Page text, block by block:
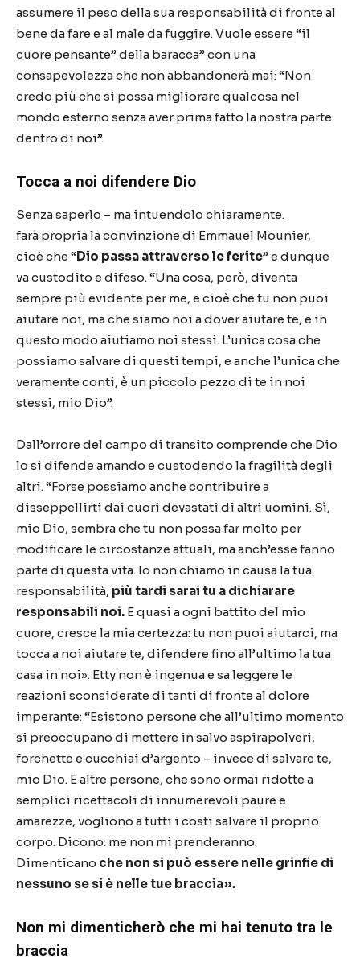
assumere il peso della sua responsabilitàdi fronte al
bene da fare e al male da fuggire. Vuole essere “il
cuore pensante” della baracca” con una
consapevolezza che non abbandonerà mai:“Non
credo più che si possa migliorare qualcosa nel
mondo esterno senza aver prima fatto la nostra parte
dentro di noi”.
Tocca a noi difendere Dio
Senza saperlo – ma intuendolo chiaramente.
farà propria la convinzione di Emmauel Mounier,
cioè che “Dio passa attraverso le ferite” e dunque
va custodito e difeso.“Una cosa, però, diventa
sempre più evidente per me, e cioè che tu non puoi
aiutare noi, ma che siamo noi a dover aiutare te, e in
questo modo aiutiamo noi stessi. L’unica cosa che
possiamo salvare di questi tempi, e anche l’unica che
veramente conti, è un piccolo pezzo di te in noi
stessi, mio Dio”.
Dall’orrore del campo di transito comprende che Dio
lo si difende amando e custodendo la fragilitàdegli
altri.“Forse possiamo anche contribuire a
disseppellirti dai cuori devastati di altri uomini. Sì,
mio Dio, sembra che tu non possa far molto per
modificare le circostanze attuali, ma anch’esse fanno
parte di questa vita. Io non chiamo in causa la tua
responsabilità, più tardi sarai tu a dichiarare
responsabili noi. E quasi a ogni battito del mio
cuore, cresce la mia certezza: tu non puoi aiutarci, ma
tocca a noi aiutare te, difendere fino all’ultimo la tua
casa in noi». Etty nonè ingenua e sa leggere le
reazioni sconsiderate di tanti di fronte al dolore
imperante:“Esistono persone che all’ultimo momento
si preoccupano di mettere in salvo aspirapolveri,
forchette e cucchiai d’argento – invece di salvare te,
mio Dio. E altre persone, che sono ormai ridotte a
semplici ricettacoli di innumerevoli paure e
amarezze, vogliono a tutti i costi salvare il proprio
corpo. Dicono: me non mi prenderanno.
Dimenticano che non si può essere nelle grinfie di
nessuno se si è nelle tue braccia».
Non mi dimenticherò che mi hai tenuto tra le
braccia